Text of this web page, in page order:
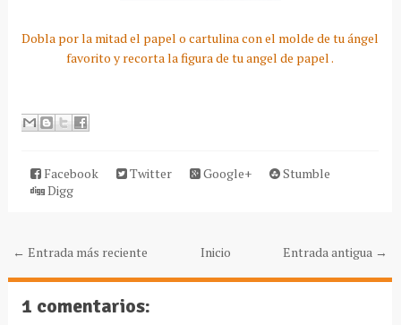
Dobla por la mitad el papel o cartulina con el molde de tu ángel
favorito y recorta la figura de tu angel de papel .
Facebook Twitter Google+
Stumble
Digg
← Entrada más reciente Entrada antigua →
Inicio
1 comentarios: